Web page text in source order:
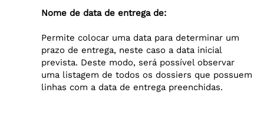
Nome de data de entrega de:
Permite colocar uma data para determinar um
prazo de entrega, neste caso a data inicial
prevista. Deste modo, será possível observar
uma listagem de todos os dossiers que possuem
linhas com a data de entrega preenchidas.